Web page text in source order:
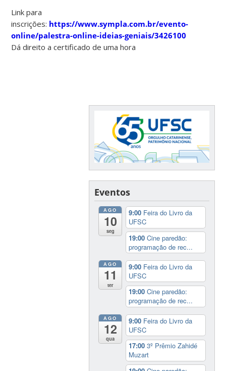
Link para
inscrições: https://www.sympla.com.br/evento-
online/palestra-online-ideias-geniais/3426100
Dá direito a certificado de uma hora
Eventos
AGO
10
seg
9:00 Feira do Livro da
UFSC
19:00Cine paredão:
programação de rec...
AGO
11
ter
9:00 Feira do Livro da
UFSC
19:00Cine paredão:
programação de rec...
AGO
12
qua
9:00 Feira do Livro da
UFSC
17:003º Prêmio Zahidé
Muzart